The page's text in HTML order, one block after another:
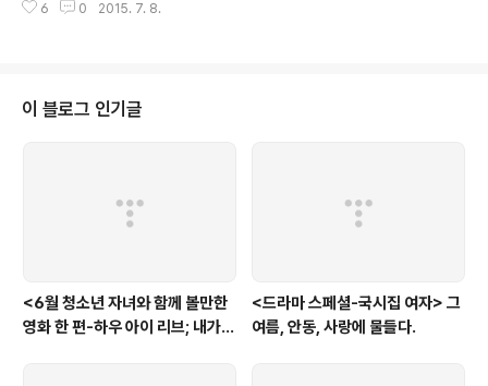
한 가 피비린내 나는 살인 사건을 배경으로 범죄심리학 교수 이현(서인국 분)과
그럼에도 불구하고 이 두 편의 스릴러에는 공통점이 있다. 바로 아직은 정체를
드러내지 않지만 결국 궁극적으로 도달하게 될 절대 악을 향해 가는 여정이라는
6 0 2015. 7. 8.
이 블로그 인기글
<6월 청소년 자녀와 함께 볼만한
영화 한 편-하우 아이 리브; 내가
<드라마 스페셜-국시집 여자> 그
여름, 안동, 사랑에 물들다.